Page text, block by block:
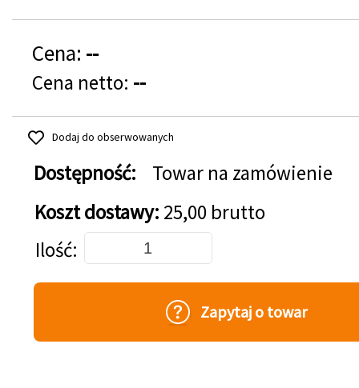
Cena: --
Cena netto: --
Dodaj do obserwowanych
Dostępność:
Towar na zamówienie
Koszt dostawy: 25,00 brutto
Dodaj do koszyka
Ilość
Zapytaj o towar